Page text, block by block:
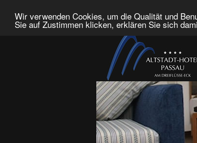
Wir verwenden Cookies, um die Qualität und
Sie auf Zustimmen klicken, erklären Sie sich